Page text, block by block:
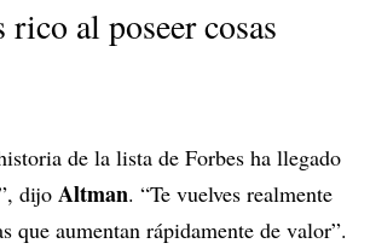
rico al poseer cosas
de la lista de Forbes ha llegado
dijo Altman. “Te vuelves realmente
que aumentan rápidamente de valor”.